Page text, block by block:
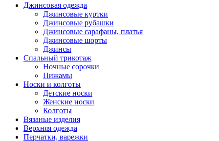
Джинсовая одежда
Джинсовые куртки
Джинсовые рубашки
Джинсовые сарафаны, платья
Джинсовые шорты
Джинсы
Спальный трикотаж
Ночные сорочки
Пижамы
Носки и колготы
Детские носки
Женские носки
Колготы
Вязаные изделия
Верхняя одежда
Перчатки, варежки